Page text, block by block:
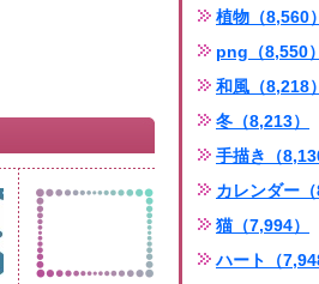
植物（8,560）
png（8,550）
和風（8,218）
冬（8,213）
手描き（
カレンダー（
猫（7,994）
ハート（